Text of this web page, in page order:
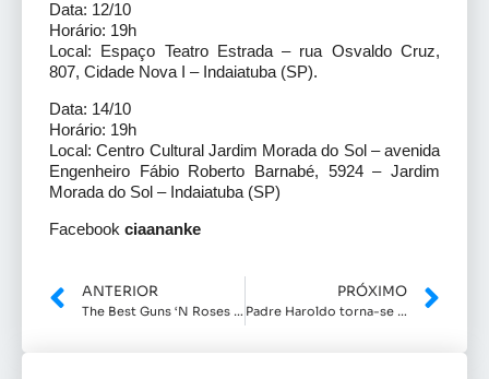
Data: 12/10
Horário: 19h
Local: Espaço Teatro Estrada – rua Osvaldo Cruz,
807, Cidade Nova I – Indaiatuba (SP).
Data: 14/10
Horário: 19h
Local: Centro Cultural Jardim Morada do Sol – avenida
Engenheiro Fábio Roberto Barnabé, 5924 – Jardim
Morada do Sol – Indaiatuba (SP)
Facebook ciaananke
ANTERIOR
The Best Guns ‘N Roses apresenta tributo em Indaiatuba
PRÓXIMO
Padre Haroldo torna-se personagem de livro escrito por Sandra Sahd